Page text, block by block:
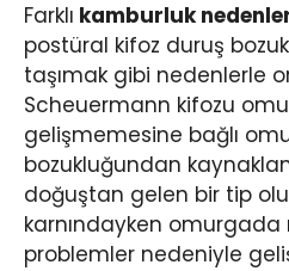
Farklı kamburluk
postüral kifoz duruş
taşımak gibi nedenlerle
Scheuermann kifozu
gelişmemesine bağlı
bozukluğundan
doğuştan gelen bir tip
karnındayken
problemler nedeniyle